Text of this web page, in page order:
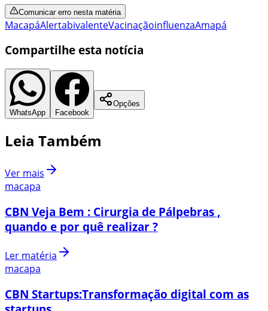
Comunicar erro nesta matéria
MacapáAlertabivalenteVacinaçãoinfluenzaAmapá
Compartilhe esta notícia
WhatsApp Facebook
Opções
Leia Também
Ver mais
macapa
CBN Veja Bem : Cirurgia de Pálpebras ,
quando e por quê realizar ?
Ler matéria
macapa
CBN Startups:Transformação digital com as